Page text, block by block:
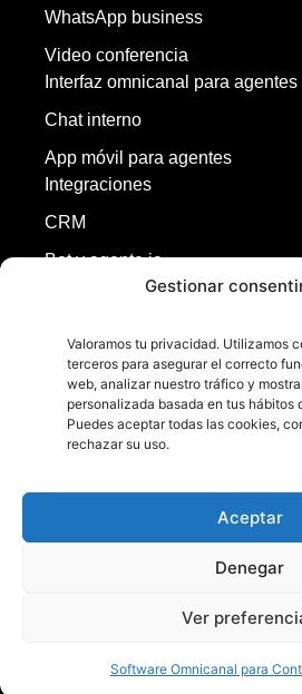
Gestionar
Valoramos tu privacidad. Utilizamos
terceros para asegurar el correcto
web, analizar nuestro tráfico y
personalizada basada en tus hábitos
Puedes aceptar todas las cookies,
rechazar su uso.
Aceptar
Denegar
Ver
Software Omnicanal para
WhatsApp business
Video conferencia
Interfaz omnicanal para agentes
Chat interno
App móvil para agentes
Integraciones
CRM
Bot y agente ia
Redes sociales
ASR y TTS
Inicio
+56224540222
Copyright © 2011-2026 | Todos